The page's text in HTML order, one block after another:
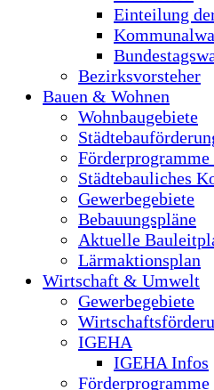
Einteilung
Bezirksvorsteher
Bauen & Wohnen
Wohnbaugebiete
Städtebauliches
Gewerbegebiete
Bebauungspläne
Aktuelle
Lärmaktionsplan
Wirtschaft & Umwelt
Gewerbegebiete
IGEHA
IGEHA Infos